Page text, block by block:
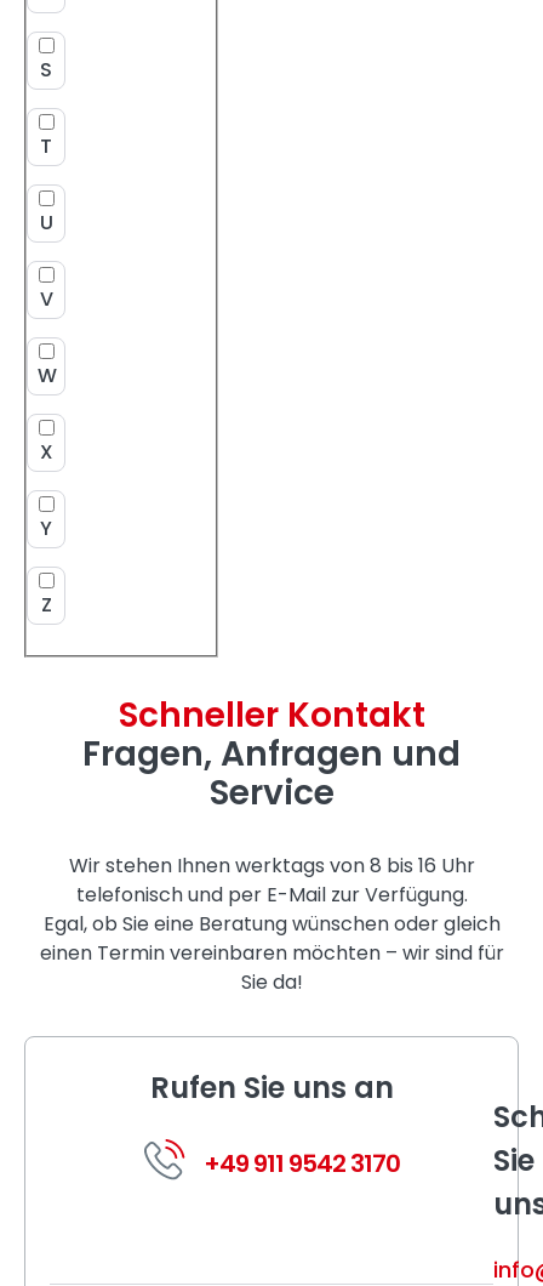
S
T
U
V
W
X
Y
Z
Schneller Kontakt
Fragen, Anfragen und
Service
Wir stehen Ihnen werktags von 8 bis 16 Uhr
telefonisch und per E-Mail zur Verfügung.
Egal, ob Sie eine Beratung wünschen oder gleich
einen Termin vereinbaren möchten – wir sind für
Sie da!
Rufen Sie uns an
+49 911 9542 3170
Sie